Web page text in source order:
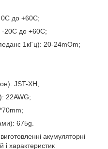
0С до +60С;
-20С до +60С;
1кГц): 20-24mOm;
JST-XH;
22AWG;
675g.
акумуляторні
і характеристик